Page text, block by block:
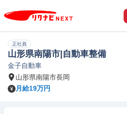
正社員
山形県南陽市|自動車整備
金子自動車
山形県南陽市長岡
月給19万円